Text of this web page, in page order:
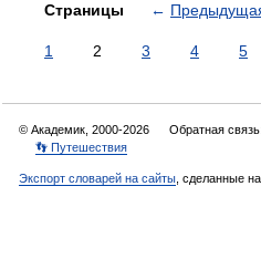
Страницы ←
1 2 3 4 5
© Академик, 2000-2026 Обратная связь:
👣 Путешествия
Экспорт словарей на сайты , сделанные